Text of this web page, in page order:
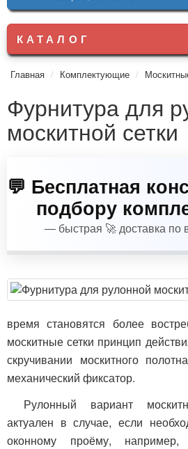
КАТАЛОГ
Главная Комплектующие
Фурнитура для
москитной сетки
💬 Бесплатная
подбору
— быстрая 🚀 доставка по
время становятся более
москитные сетки принцип
скручивании москитного
механический фиксатор.
Рулонный вариант
актуален в случае, если
оконному проёму, например,